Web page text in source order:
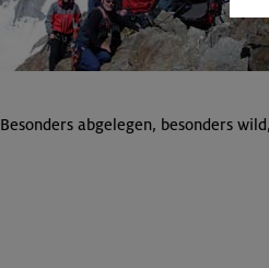
Besonders abgelegen, besonders